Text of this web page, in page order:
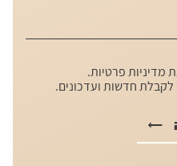
מדיניות פרטיות.
לקבלת חדשות ועדכונים.